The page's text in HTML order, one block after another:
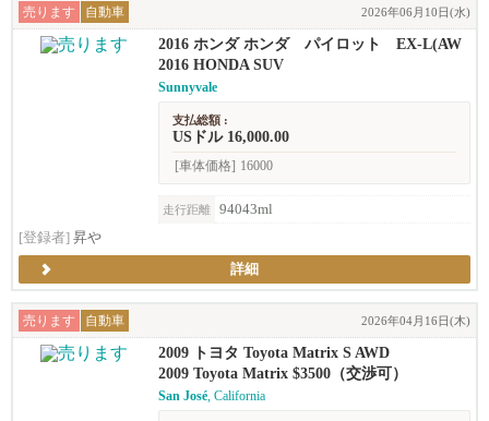
売ります 自動車 2026年06月10日(水)
2016 ホンダ ホンダ パイロット EX-L(AW
D)
2016 HONDA SUV
Sunnyvale
支払総額 :
USドル 16,000.00
[車体価格] 16000
走行距離
94043ml
[登録者] 昇や
詳細
売ります 自動車 2026年04月16日(木)
2009 トヨタ Toyota Matrix S AWD
2009 Toyota Matrix $3500（交渉可）
San José, California